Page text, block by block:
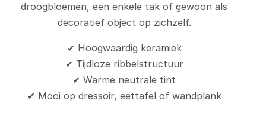
droogbloemen, een enkele tak of gewoon als
decoratief object op zichzelf.
✔ Hoogwaardig keramiek
✔ Tijdloze ribbelstructuur
✔ Warme neutrale tint
✔ Mooi op dressoir, eettafel of wandplank